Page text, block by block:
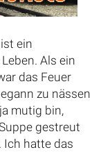
ein
Als ein
das Feuer
zu nässen
mutig bin,
gestreut
Ich hatte das